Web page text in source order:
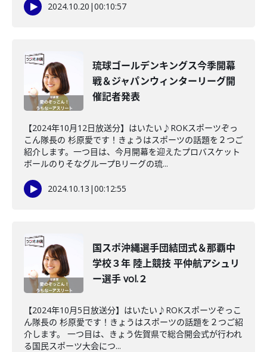
2024.10.20 |00:10:57
琉球ゴールデンキングス今季開幕
戦＆ジャパンウィンターリーグ開
催記者発表
【2024年10月12日放送分】はいたい♪ROKスポーツぞっ
こん隊長の 杉原愛です！きょうはスポーツの話題を２つご
紹介します。一つ目は、今月開幕を迎えたプロバスケット
ボールのりそなグループBリーグの琉...
2024.10.13 |00:12:55
国スポ沖縄選手団結団式＆那覇中
学校３年 陸上競技 平仲航アシュリ
ー選手 vol.２
【2024年10月5日放送分】はいたい♪ROKスポーツぞっこ
ん隊長の 杉原愛です！きょうはスポーツの話題を２つご紹
介します。 一つ目は、きょう佐賀県で総合開会式が行われ
る国民スポーツ大会につ...